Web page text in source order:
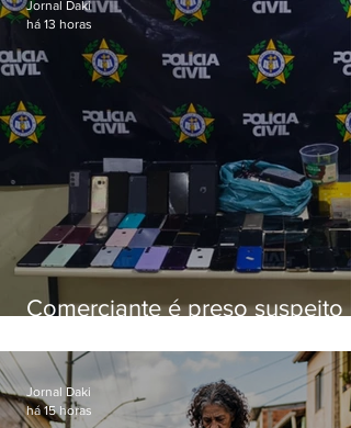
Comerciante é preso suspeito
loja
Jornal Daki
há 13 horas
Jornal Daki
há 15 horas